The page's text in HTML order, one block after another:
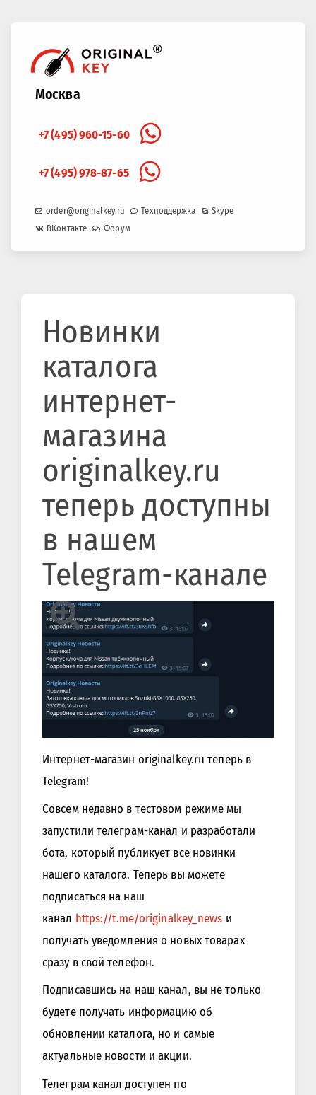
Москва
+7 (495) 960-15-60
+7 (495) 978-87-65
order@originalkey.ru Техподдержка
Skype
ВКонтакте
Форум
Новинки
каталога
интернет-
магазина
originalkey.ru
теперь доступны
в нашем
Telegram-канале
Интернет-магазин originalkey.ru теперь в
Telegram!
Совсем недавно в тестовом режиме мы
запустили телеграм-канал и разработали
бота, который публикует все новинки
нашего каталога. Теперь вы можете
подписаться на наш
канал https://t.me/originalkey_news и
получать уведомления о новых товарах
сразу в свой телефон.
Подписавшись на наш канал, вы не только
будете получать информацию об
обновлении каталога, но и самые
актуальные новости и акции.
Телеграм канал доступен по